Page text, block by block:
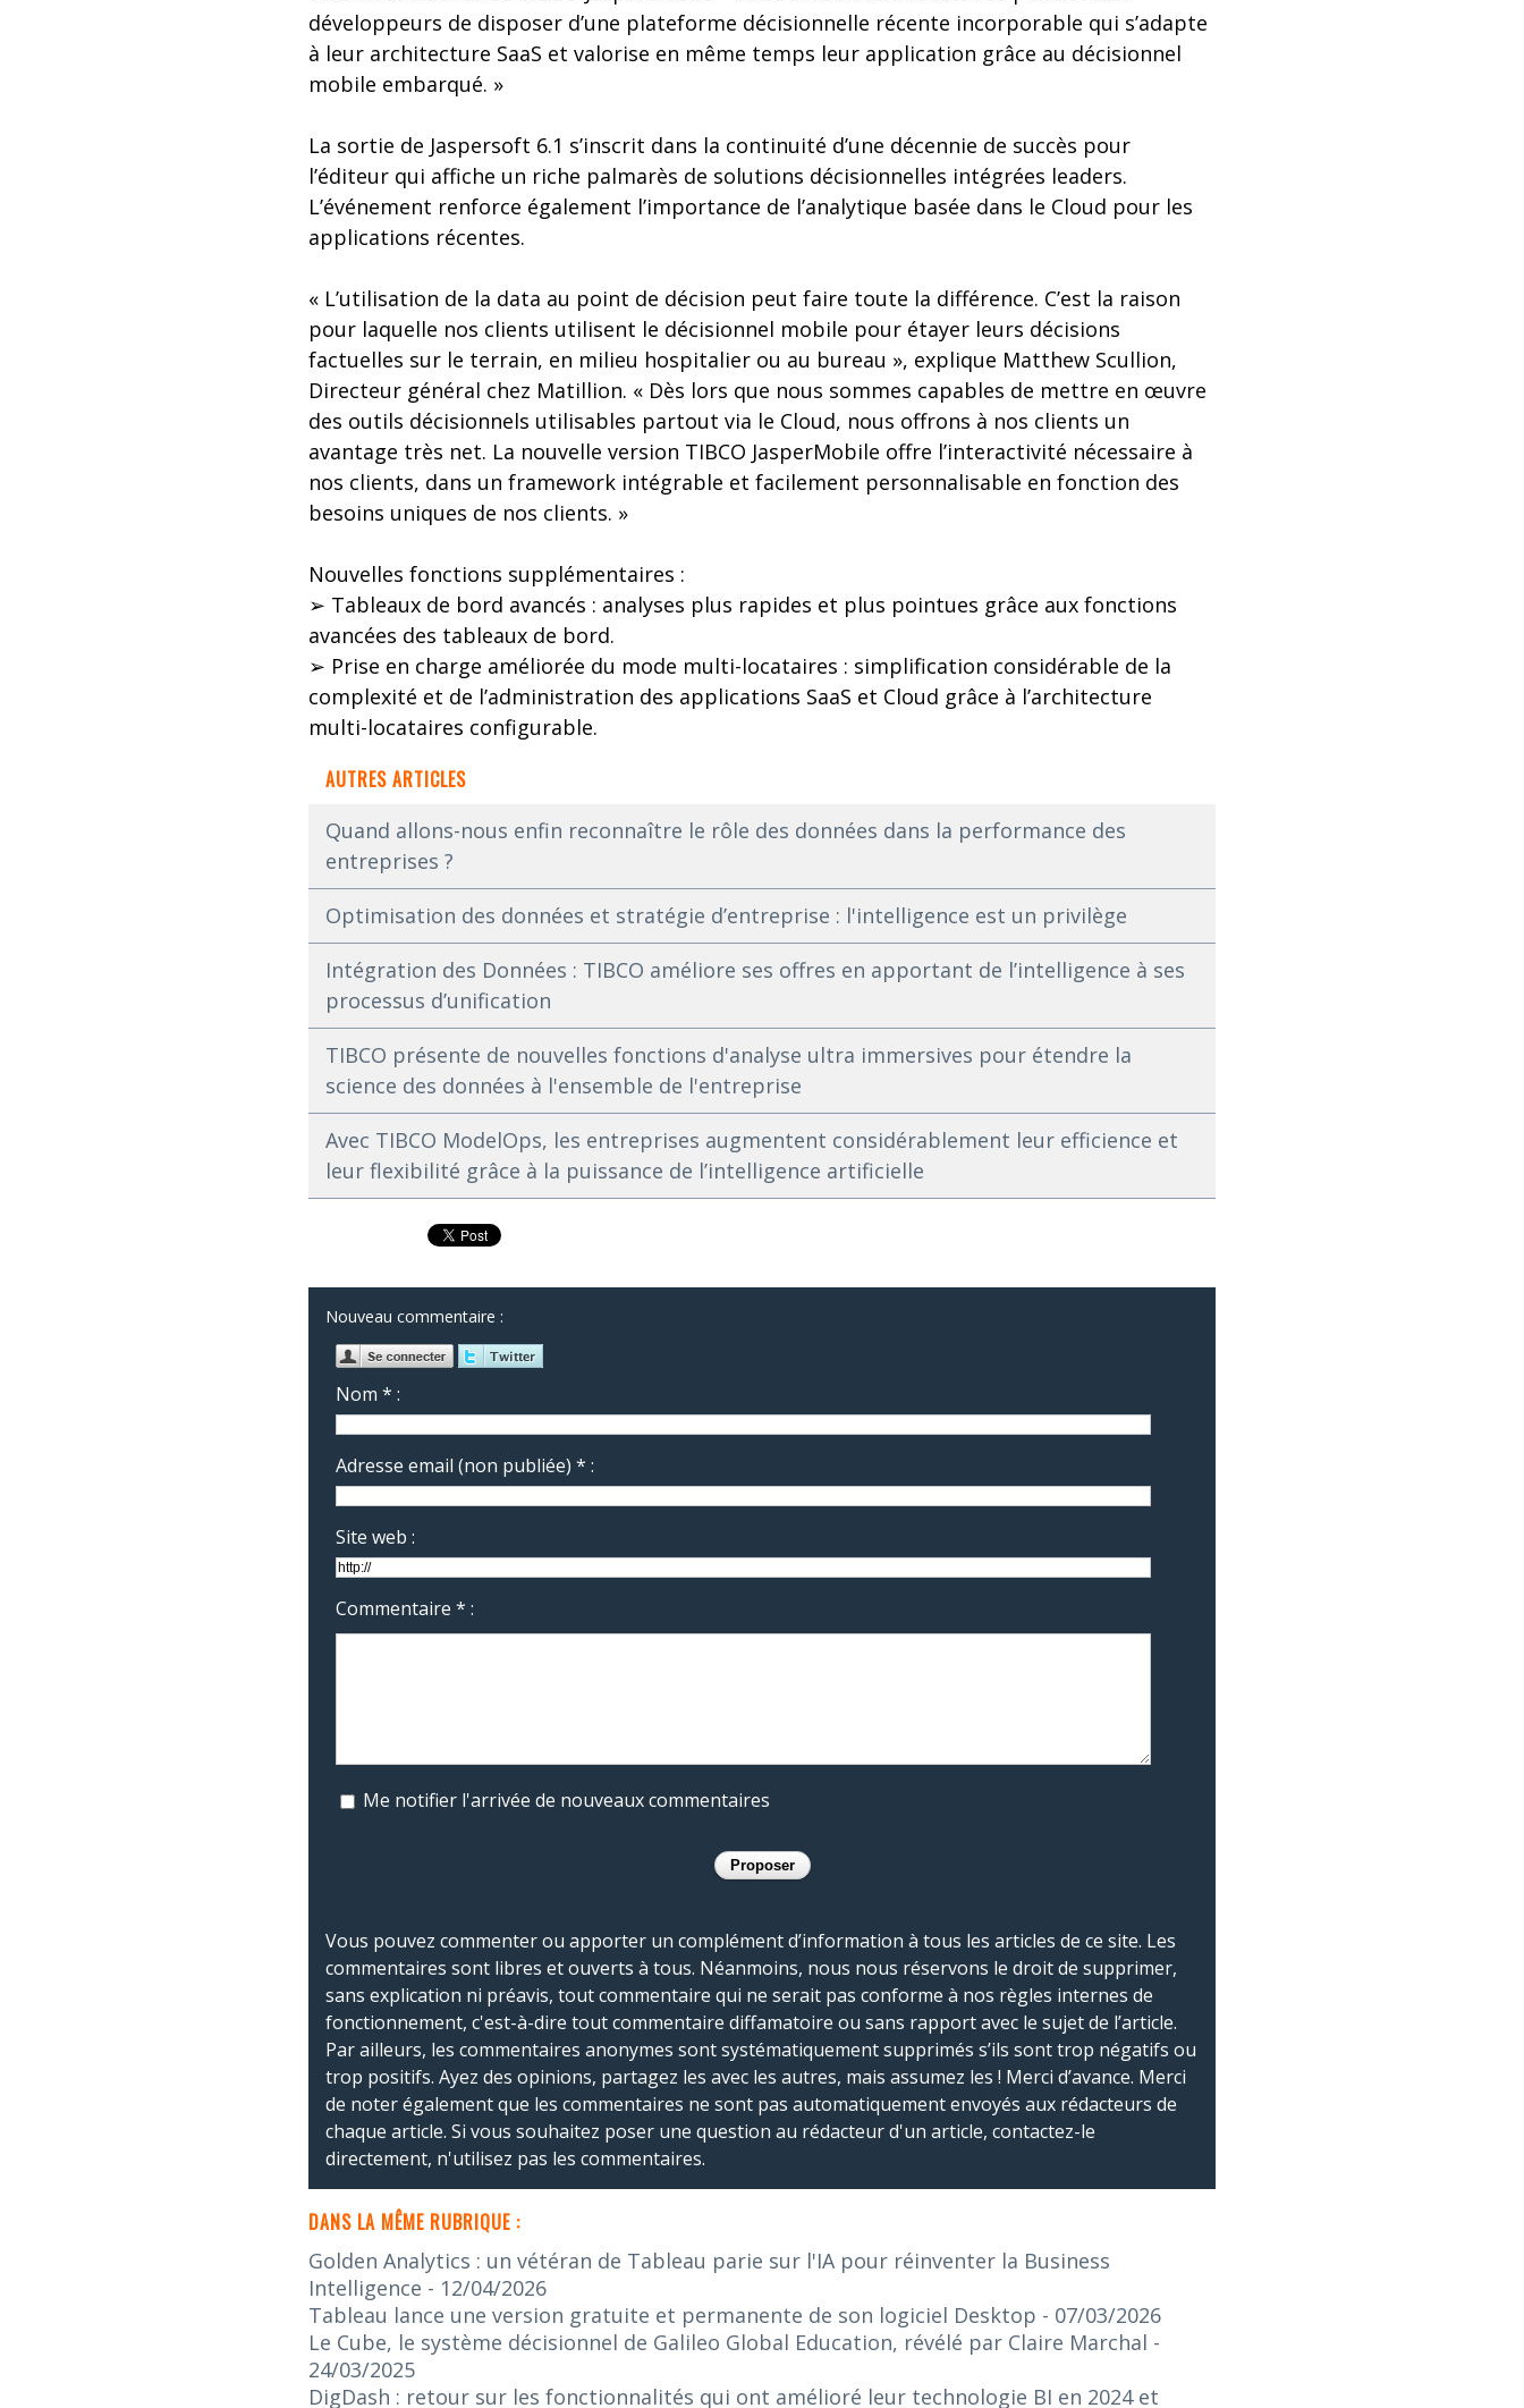
développeurs de disposer d’une plateforme décisionnelle récente incorporable qui s’adapte
à leur architecture SaaS et valorise en même temps leur application grâce au décisionnel
mobile embarqué. »
La sortie de Jaspersoft 6.1 s’inscrit dans la continuité d’une décennie de succès pour
l’éditeur qui affiche un riche palmarès de solutions décisionnelles intégrées leaders.
L’événement renforce également l’importance de l’analytique basée dans le Cloud pour les
applications récentes.
« L’utilisation de la data au point de décision peut faire toute la différence. C’est la raison
pour laquelle nos clients utilisent le décisionnel mobile pour étayer leurs décisions
factuelles sur le terrain, en milieu hospitalier ou au bureau », explique Matthew Scullion,
Directeur général chez Matillion. « Dès lors que nous sommes capables de mettre en œuvre
des outils décisionnels utilisables partout via le Cloud, nous offrons à nos clients un
avantage très net. La nouvelle version TIBCO JasperMobile offre l’interactivité nécessaire à
nos clients, dans un framework intégrable et facilement personnalisable en fonction des
besoins uniques de nos clients. »
Nouvelles fonctions supplémentaires :
➢ Tableaux de bord avancés : analyses plus rapides et plus pointues grâce aux fonctions
avancées des tableaux de bord.
➢ Prise en charge améliorée du mode multi-locataires : simplification considérable de la
complexité et de l’administration des applications SaaS et Cloud grâce à l’architecture
multi-locataires configurable.
AUTRES ARTICLES
Quand allons-nous enfin reconnaître le rôle des données dans la performance des
entreprises ?
Optimisation des données et stratégie d’entreprise : l'intelligence est un privilège
Intégration des Données : TIBCO améliore ses offres en apportant de l’intelligence à ses
processus d’unification
TIBCO présente de nouvelles fonctions d'analyse ultra immersives pour étendre la
science des données à l'ensemble de l'entreprise
Avec TIBCO ModelOps, les entreprises augmentent considérablement leur efficience et
leur flexibilité grâce à la puissance de l’intelligence artificielle
Nouveau commentaire :
Nom * :
Adresse email (non publiée) * :
Site web :
Commentaire * :
Me notifier l'arrivée de nouveaux commentaires
Vous pouvez commenter ou apporter un complément d’information à tous les articles de ce site. Les
commentaires sont libres et ouverts à tous. Néanmoins, nous nous réservons le droit de supprimer,
sans explication ni préavis, tout commentaire qui ne serait pas conforme à nos règles internes de
fonctionnement, c'est-à-dire tout commentaire diffamatoire ou sans rapport avec le sujet de l’article.
Par ailleurs, les commentaires anonymes sont systématiquement supprimés s’ils sont trop négatifs ou
trop positifs. Ayez des opinions, partagez les avec les autres, mais assumez les ! Merci d’avance. Merci
de noter également que les commentaires ne sont pas automatiquement envoyés aux rédacteurs de
chaque article. Si vous souhaitez poser une question au rédacteur d'un article, contactez-le
directement, n'utilisez pas les commentaires.
DANS LA MÊME RUBRIQUE :
Golden Analytics : un vétéran de Tableau parie sur l'IA pour réinventer la Business
Intelligence - 12/04/2026
Tableau lance une version gratuite et permanente de son logiciel Desktop - 07/03/2026
Le Cube, le système décisionnel de Galileo Global Education, révélé par Claire Marchal -
24/03/2025
DigDash : retour sur les fonctionnalités qui ont amélioré leur technologie BI en 2024 et